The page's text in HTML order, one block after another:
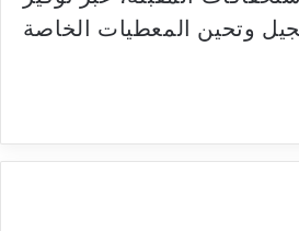
وتحين المعطيات الخاصة